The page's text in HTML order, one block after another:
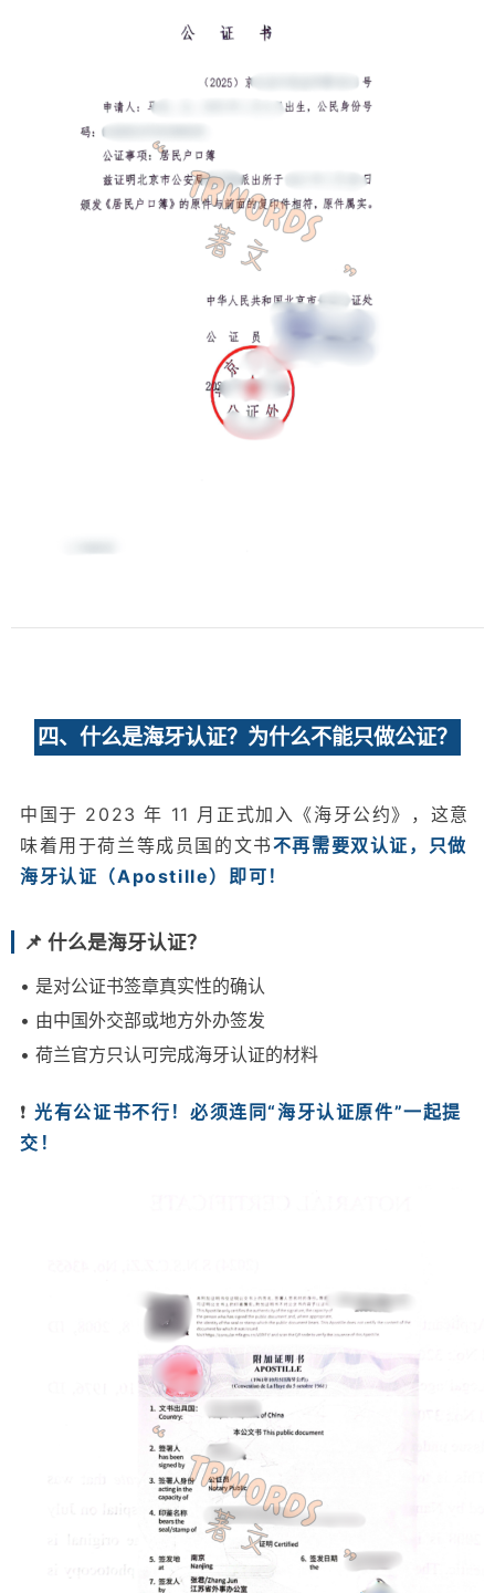
四、什么是海牙认证？为什么不能只做公证？
中国于 2023 年 11 月正式加入《海牙公约》，这意
味着用于荷兰等成员国的文书不再需要双认证，只做
海牙认证（Apostille）即可！
📌 什么是海牙认证？
• 是对公证书签章真实性的确认
• 由中国外交部或地方外办签发
• 荷兰官方只认可完成海牙认证的材料
❗光有公证书不行！必须连同“海牙认证原件”一起提
交！